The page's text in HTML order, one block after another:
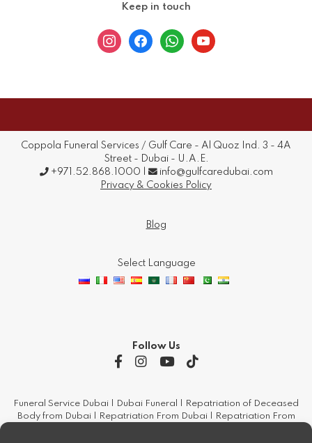
Keep in touch
instagramfacebookwhatsappyoutube
Coppola Funeral Services / Gulf Care - Al Quoz Ind. 3 - 4A
Street - Dubai - U.A.E.
+971.52.868.1000 |
info@gulfcaredubai.com
Privacy & Cookies Policy
Blog
Select Language
Follow Us
Funeral Service Dubai | Dubai Funeral | Repatriation of Deceased
Body from Dubai | Repatriation From Dubai | Repatriation From